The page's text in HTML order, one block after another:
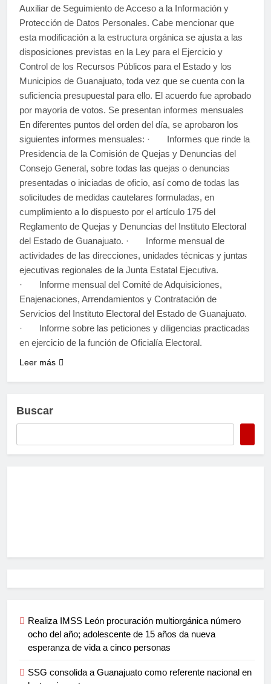
Auxiliar de Seguimiento de Acceso a la Información y
Protección de Datos Personales. Cabe mencionar que
esta modificación a la estructura orgánica se ajusta a las
disposiciones previstas en la Ley para el Ejercicio y
Control de los Recursos Públicos para el Estado y los
Municipios de Guanajuato, toda vez que se cuenta con la
suficiencia presupuestal para ello. El acuerdo fue aprobado
por mayoría de votos. Se presentan informes mensuales
En diferentes puntos del orden del día, se aprobaron los
siguientes informes mensuales: · Informes que rinde la
Presidencia de la Comisión de Quejas y Denuncias del
Consejo General, sobre todas las quejas o denuncias
presentadas o iniciadas de oficio, así como de todas las
solicitudes de medidas cautelares formuladas, en
cumplimiento a lo dispuesto por el artículo 175 del
Reglamento de Quejas y Denuncias del Instituto Electoral
del Estado de Guanajuato. · Informe mensual de
actividades de las direcciones, unidades técnicas y juntas
ejecutivas regionales de la Junta Estatal Ejecutiva.
· Informe mensual del Comité de Adquisiciones,
Enajenaciones, Arrendamientos y Contratación de
Servicios del Instituto Electoral del Estado de Guanajuato.
· Informe sobre las peticiones y diligencias practicadas
en ejercicio de la función de Oficialía Electoral.
Leer más
Buscar
Realiza IMSS León procuración multiorgánica número
ocho del año; adolescente de 15 años da nueva
esperanza de vida a cinco personas
SSG consolida a Guanajuato como referente nacional en